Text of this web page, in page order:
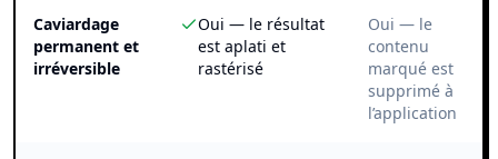
Caviardage
permanent et
irréversible
Oui — le résultat
est aplati et
rastérisé
Oui — le
contenu
marqué est
supprimé à
l’application